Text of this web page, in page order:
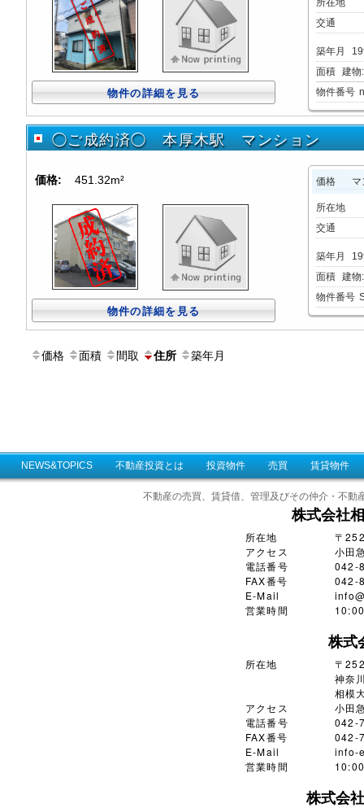
物件の詳細を見る
所在地
交通
築年月
面積 建物
物件番号
◯ご成約済◯ 本厚木駅 マンション
価格: 451.32m²
物件の詳細を見る
価格 マ
所在地
交通
築年月
面積 建物
物件番号
価格 面積 間取 住所 築年月
NEWS&TOPICS 不動産投資とは 投資物件 売買 賃貸物件
不動産の売買、賃貸借、管理及びその仲介・不
株式会社
所在地
〒
アクセス
小田
電話番号
042-
FAX番号
042-
E-Mail
営業時間
株式
所在地
〒
神奈
相模
アクセス
小田
電話番号
042-
FAX番号
042-
E-Mail
info-
営業時間
株式会